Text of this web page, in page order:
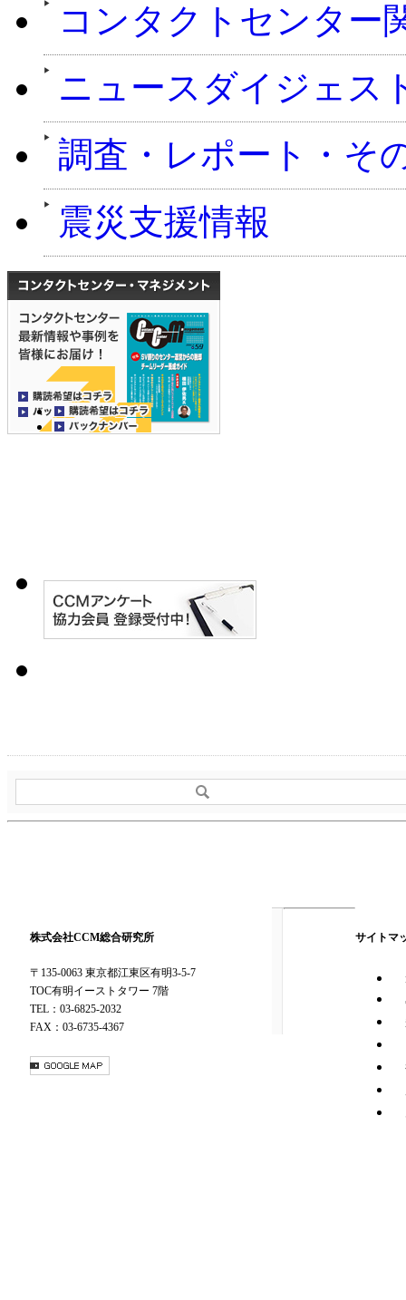
コンタクトセンター
ニュースダイジェス
調査・レポート・そ
震災支援情報
株式会社CCM総合研究所
〒135-0063 東京都江東区有明3-5-7
TOC有明イーストタワー 7階
TEL：03-6825-2032
FAX：03-6735-4367
サイトマ